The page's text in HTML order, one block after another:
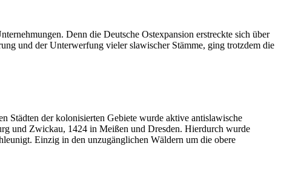
Denn die Deutsche Ostexpansion erstreckte sich über
und der Unterwerfung vieler slawischer Stämme, ging trotzdem die
Städten der kolonisierten Gebiete wurde aktive antislawische
und Zwickau, 1424 in Meißen und Dresden. Hierdurch wurde
Einzig in den unzugänglichen Wäldern um die obere